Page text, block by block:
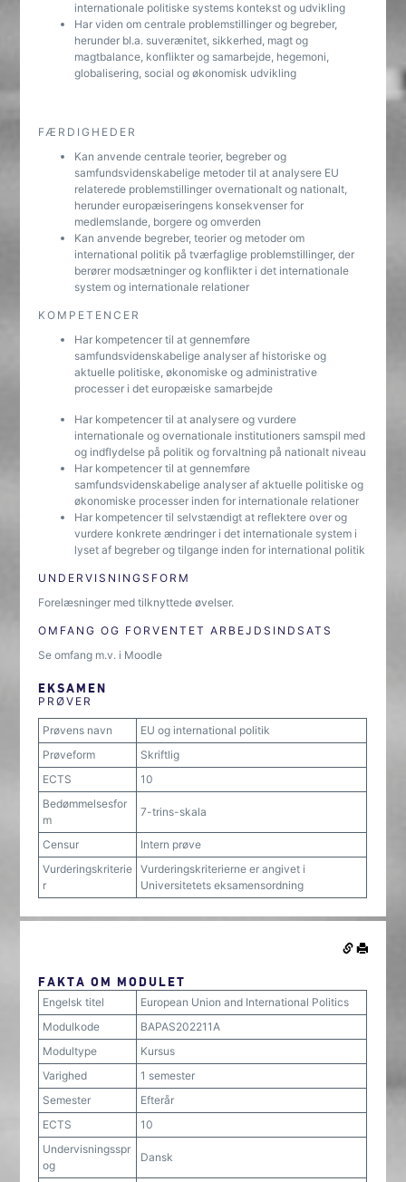
internationale politiske systems kontekst og udvikling
Har viden om centrale problemstillinger og begreber,
herunder bl.a. suverænitet, sikkerhed, magt og
magtbalance, konflikter og samarbejde, hegemoni,
globalisering, social og økonomisk udvikling
FÆRDIGHEDER
Kan anvende centrale teorier, begreber og
samfundsvidenskabelige metoder til at analysere EU
relaterede problemstillinger overnationalt og nationalt,
herunder europæiseringens konsekvenser for
medlemslande, borgere og omverden
Kan anvende begreber, teorier og metoder om
international politik på tværfaglige problemstillinger, der
berører modsætninger og konflikter i det internationale
system og internationale relationer
KOMPETENCER
Har kompetencer til at gennemføre
samfundsvidenskabelige analyser af historiske og
aktuelle politiske, økonomiske og administrative
processer i det europæiske samarbejde
Har kompetencer til at analysere og vurdere
internationale og overnationale institutioners samspil med
og indflydelse på politik og forvaltning på nationalt niveau
Har kompetencer til at gennemføre
samfundsvidenskabelige analyser af aktuelle politiske og
økonomiske processer inden for internationale relationer
Har kompetencer til selvstændigt at reflektere over og
vurdere konkrete ændringer i det internationale system i
lyset af begreber og tilgange inden for international politik
UNDERVISNINGSFORM
Forelæsninger med tilknyttede øvelser.
OMFANG OG FORVENTET ARBEJDSINDSATS
Se omfang m.v. i Moodle
EKSAMEN
PRØVER
Prøvens navn
EU og international politik
Prøveform
Skriftlig
ECTS
10
Bedømmelsesfor
m
7-trins-skala
Censur
Intern prøve
Vurderingskriterie
r
Vurderingskriterierne er angivet i
Universitetets eksamensordning
FAKTA OM MODULET
Engelsk titel
European Union and International Politics
Modulkode
BAPAS202211A
Modultype
Kursus
Varighed
1 semester
Semester
Efterår
ECTS
10
Undervisningsspr
og
Dansk